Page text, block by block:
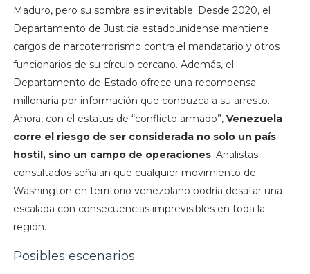
Maduro, pero su sombra es inevitable. Desde 2020, el
Departamento de Justicia estadounidense mantiene
cargos de narcoterrorismo contra el mandatario y otros
funcionarios de su círculo cercano. Además, el
Departamento de Estado ofrece una recompensa
millonaria por información que conduzca a su arresto.
Ahora, con el estatus de “conflicto armado”, Venezuela
corre el riesgo de ser considerada no solo un país
hostil, sino un campo de operaciones. Analistas
consultados señalan que cualquier movimiento de
Washington en territorio venezolano podría desatar una
escalada con consecuencias imprevisibles en toda la
región.
Posibles escenarios